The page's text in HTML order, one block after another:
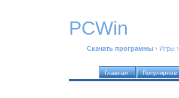
PCWin
Скачать программы › Игры ›
Главная Популярное